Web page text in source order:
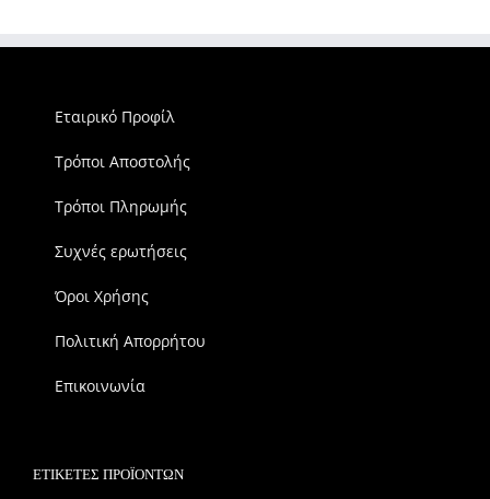
Εταιρικό Προφίλ
Τρόποι Αποστολής
Τρόποι Πληρωμής
Συχνές ερωτήσεις
Όροι Χρήσης
Πολιτική Απορρήτου
Επικοινωνία
ΕΤΙΚΈΤΕΣ ΠΡΟΪΌΝΤΩΝ